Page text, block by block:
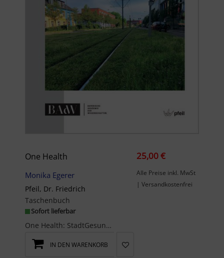
One Health
Monika Egerer
Pfeil, Dr. Friedrich
Taschenbuch
Sofort lieferbar
One Health: StadtGesundheit und Biodiversität.Einführung in das RundgesprächMichael Schloter9-10S...
25,00 €
Alle Preise inkl. MwSt
| Versandkostenfrei
IN DEN WARENKORB